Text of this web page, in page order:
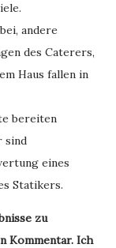
andere
des Caterers,
Haus fallen in
bereiten
sind
eines
Statikers.
zu
Kommentar. Ich